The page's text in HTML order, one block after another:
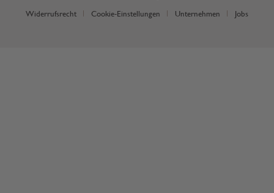
Widerrufsrecht Cookie-Einstellungen Unternehmen Jobs